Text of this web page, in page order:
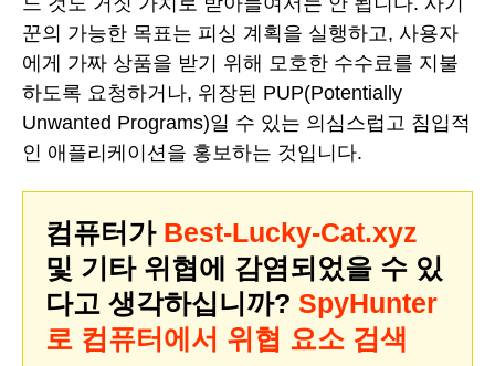
꾼의 가능한 목표는 피싱 계획을 실행하고, 사용자
에게 가짜 상품을 받기 위해 모호한 수수료를 지불
하도록 요청하거나, 위장된 PUP(Potentially
Unwanted Programs)일 수 있는 의심스럽고 침입적
인 애플리케이션을 홍보하는 것입니다.
컴퓨터가 Best-Lucky-Cat.xyz
및 기타 위협에 감염되었을 수 있
다고 생각하십니까? SpyHunter
로 컴퓨터에서 위협 요소 검색